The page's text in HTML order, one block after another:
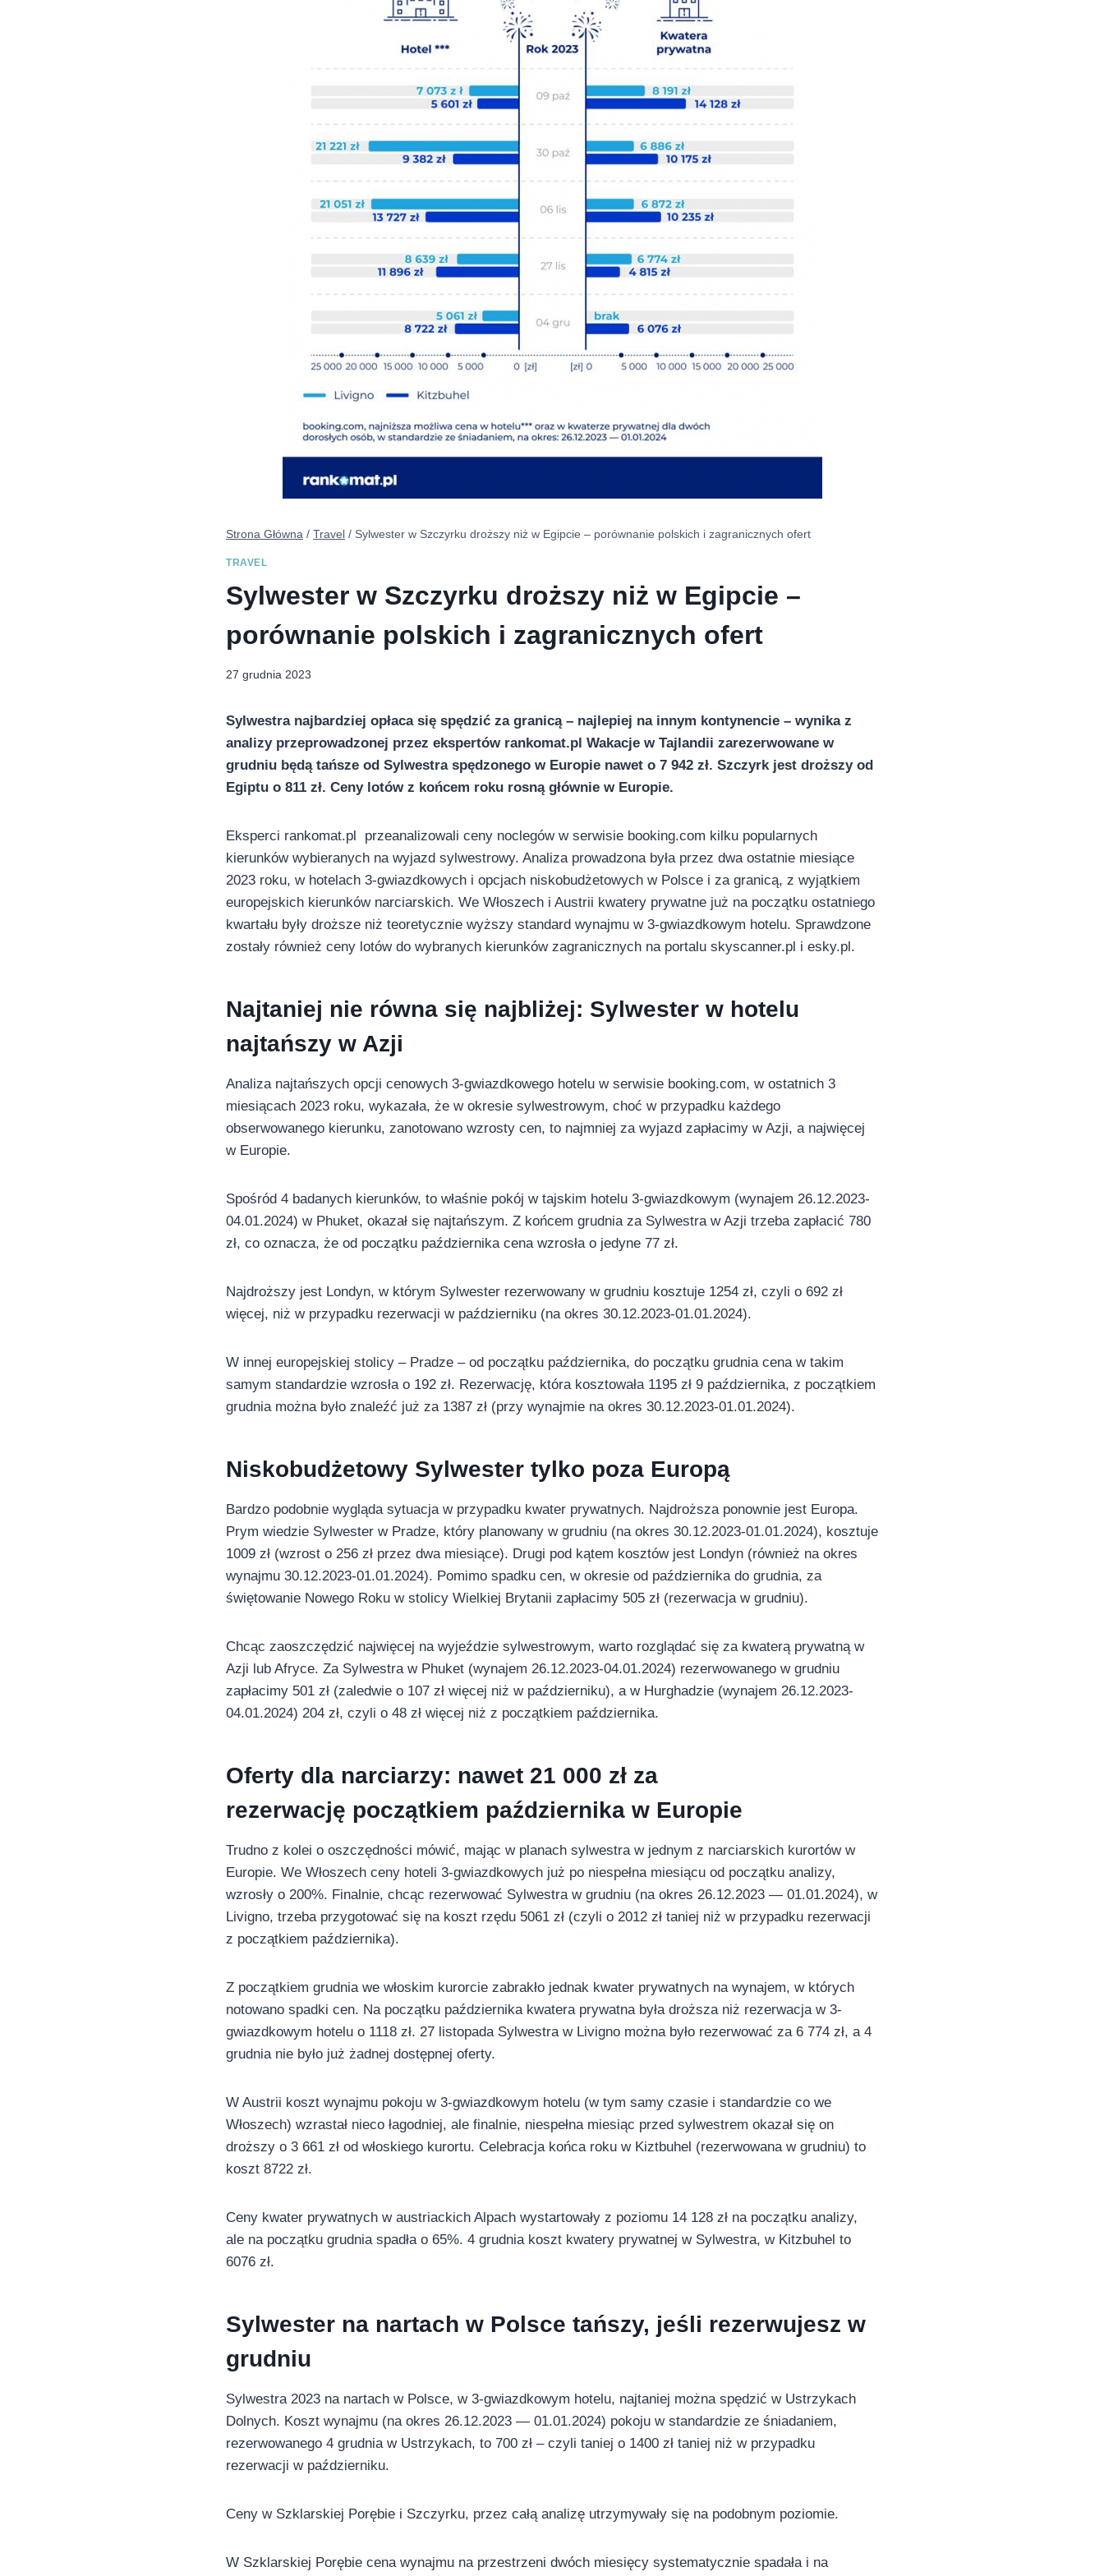
Strona Główna / Travel / Sylwester w Szczyrku droższy niż w Egipcie – porównanie polskich i zagranicznych ofert
TRAVEL
Sylwester w Szczyrku droższy niż w Egipcie –
porównanie polskich i zagranicznych ofert
27 grudnia 2023
Sylwestra najbardziej opłaca się spędzić za granicą – najlepiej na innym kontynencie – wynika z
analizy przeprowadzonej przez ekspertów rankomat.pl Wakacje w Tajlandii zarezerwowane w
grudniu będą tańsze od Sylwestra spędzonego w Europie nawet o 7 942 zł. Szczyrk jest droższy od
Egiptu o 811 zł. Ceny lotów z końcem roku rosną głównie w Europie.
Eksperci rankomat.pl przeanalizowali ceny noclegów w serwisie booking.com kilku popularnych
kierunków wybieranych na wyjazd sylwestrowy. Analiza prowadzona była przez dwa ostatnie miesiące
2023 roku, w hotelach 3-gwiazdkowych i opcjach niskobudżetowych w Polsce i za granicą, z wyjątkiem
europejskich kierunków narciarskich. We Włoszech i Austrii kwatery prywatne już na początku ostatniego
kwartału były droższe niż teoretycznie wyższy standard wynajmu w 3-gwiazdkowym hotelu. Sprawdzone
zostały również ceny lotów do wybranych kierunków zagranicznych na portalu skyscanner.pl i esky.pl.
Najtaniej nie równa się najbliżej: Sylwester w hotelu
najtańszy w Azji
Analiza najtańszych opcji cenowych 3-gwiazdkowego hotelu w serwisie booking.com, w ostatnich 3
miesiącach 2023 roku, wykazała, że w okresie sylwestrowym, choć w przypadku każdego
obserwowanego kierunku, zanotowano wzrosty cen, to najmniej za wyjazd zapłacimy w Azji, a najwięcej
w Europie.
Spośród 4 badanych kierunków, to właśnie pokój w tajskim hotelu 3-gwiazdkowym (wynajem 26.12.2023-
04.01.2024) w Phuket, okazał się najtańszym. Z końcem grudnia za Sylwestra w Azji trzeba zapłacić 780
zł, co oznacza, że od początku października cena wzrosła o jedyne 77 zł.
Najdroższy jest Londyn, w którym Sylwester rezerwowany w grudniu kosztuje 1254 zł, czyli o 692 zł
więcej, niż w przypadku rezerwacji w październiku (na okres 30.12.2023-01.01.2024).
W innej europejskiej stolicy – Pradze – od początku października, do początku grudnia cena w takim
samym standardzie wzrosła o 192 zł. Rezerwację, która kosztowała 1195 zł 9 października, z początkiem
grudnia można było znaleźć już za 1387 zł (przy wynajmie na okres 30.12.2023-01.01.2024).
Niskobudżetowy Sylwester tylko poza Europą
Bardzo podobnie wygląda sytuacja w przypadku kwater prywatnych. Najdroższa ponownie jest Europa.
Prym wiedzie Sylwester w Pradze, który planowany w grudniu (na okres 30.12.2023-01.01.2024), kosztuje
1009 zł (wzrost o 256 zł przez dwa miesiące). Drugi pod kątem kosztów jest Londyn (również na okres
wynajmu 30.12.2023-01.01.2024). Pomimo spadku cen, w okresie od października do grudnia, za
świętowanie Nowego Roku w stolicy Wielkiej Brytanii zapłacimy 505 zł (rezerwacja w grudniu).
Chcąc zaoszczędzić najwięcej na wyjeździe sylwestrowym, warto rozglądać się za kwaterą prywatną w
Azji lub Afryce. Za Sylwestra w Phuket (wynajem 26.12.2023-04.01.2024) rezerwowanego w grudniu
zapłacimy 501 zł (zaledwie o 107 zł więcej niż w październiku), a w Hurghadzie (wynajem 26.12.2023-
04.01.2024) 204 zł, czyli o 48 zł więcej niż z początkiem października.
Oferty dla narciarzy: nawet 21 000 zł za
rezerwację początkiem października w Europie
Trudno z kolei o oszczędności mówić, mając w planach sylwestra w jednym z narciarskich kurortów w
Europie. We Włoszech ceny hoteli 3-gwiazdkowych już po niespełna miesiącu od początku analizy,
wzrosły o 200%. Finalnie, chcąc rezerwować Sylwestra w grudniu (na okres 26.12.2023 — 01.01.2024), w
Livigno, trzeba przygotować się na koszt rzędu 5061 zł (czyli o 2012 zł taniej niż w przypadku rezerwacji
z początkiem października).
Z początkiem grudnia we włoskim kurorcie zabrakło jednak kwater prywatnych na wynajem, w których
notowano spadki cen. Na początku października kwatera prywatna była droższa niż rezerwacja w 3-
gwiazdkowym hotelu o 1118 zł. 27 listopada Sylwestra w Livigno można było rezerwować za 6 774 zł, a 4
grudnia nie było już żadnej dostępnej oferty.
W Austrii koszt wynajmu pokoju w 3-gwiazdkowym hotelu (w tym samy czasie i standardzie co we
Włoszech) wzrastał nieco łagodniej, ale finalnie, niespełna miesiąc przed sylwestrem okazał się on
droższy o 3 661 zł od włoskiego kurortu. Celebracja końca roku w Kiztbuhel (rezerwowana w grudniu) to
koszt 8722 zł.
Ceny kwater prywatnych w austriackich Alpach wystartowały z poziomu 14 128 zł na początku analizy,
ale na początku grudnia spadła o 65%. 4 grudnia koszt kwatery prywatnej w Sylwestra, w Kitzbuhel to
6076 zł.
Sylwester na nartach w Polsce tańszy, jeśli rezerwujesz w
grudniu
Sylwestra 2023 na nartach w Polsce, w 3-gwiazdkowym hotelu, najtaniej można spędzić w Ustrzykach
Dolnych. Koszt wynajmu (na okres 26.12.2023 — 01.01.2024) pokoju w standardzie ze śniadaniem,
rezerwowanego 4 grudnia w Ustrzykach, to 700 zł – czyli taniej o 1400 zł taniej niż w przypadku
rezerwacji w październiku.
Ceny w Szklarskiej Porębie i Szczyrku, przez całą analizę utrzymywały się na podobnym poziomie.
W Szklarskiej Porębie cena wynajmu na przestrzeni dwóch miesięcy systematycznie spadała i na